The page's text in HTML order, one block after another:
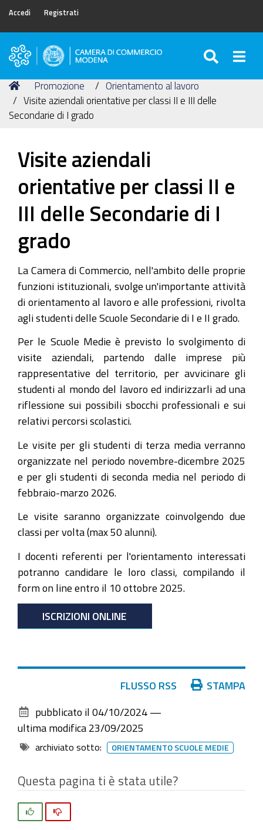
Accedi Registrati
Camera
Commercio
di
Modena
Tu
sei
qui:
Home
Promozione
Orientamento al lavoro
Visite aziendali orientative per classi II e III delle
Secondarie di I grado
Visite aziendali
orientative per classi II e
III delle Secondarie di I
grado
La Camera di Commercio, nell'ambito delle proprie
funzioni istituzionali, svolge un'importante attività
di orientamento al lavoro e alle professioni, rivolta
agli studenti delle Scuole Secondarie di I e II grado.
Per le Scuole Medie è previsto lo svolgimento di
visite aziendali, partendo dalle imprese più
rappresentative del territorio, per avvicinare gli
studenti al mondo del lavoro ed indirizzarli ad una
riflessione sui possibili sbocchi professionali e sui
relativi percorsi scolastici.
Le visite per gli studenti di terza media verranno
organizzate nel periodo novembre-dicembre 2025
e per gli studenti di seconda media nel periodo di
febbraio-marzo 2026.
Le visite saranno organizzate coinvolgendo due
classi per volta (max 50 alunni).
I docenti referenti per l'orientamento interessati
potranno candidare le loro classi, compilando il
form on line entro il 10 ottobre 2025.
ISCRIZIONI ONLINE
documento
FLUSSO RSS STAMPA
pubblicato il 04/10/2024 —
ultima modifica 23/09/2025
archiviato sotto: ORIENTAMENTO SCUOLE MEDIE
Questa pagina ti è stata utile?